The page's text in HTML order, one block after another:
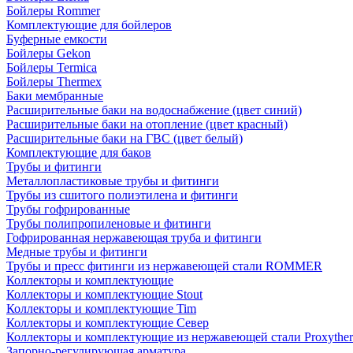
Бойлеры Rommer
Комплектующие для бойлеров
Буферные емкости
Бойлеры Gekon
Бойлеры Termica
Бойлеры Thermex
Баки мембранные
Расширительные баки на водоснабжение (цвет синий)
Расширительные баки на отопление (цвет красный)
Расширительные баки на ГВС (цвет белый)
Комплектующие для баков
Трубы и фитинги
Металлопластиковые трубы и фитинги
Трубы из сшитого полиэтилена и фитинги
Трубы гофрированные
Трубы полипропиленовые и фитинги
Гофрированная нержавеющая труба и фитинги
Медные трубы и фитинги
Трубы и пресс фитинги из нержавеющей стали ROMMER
Коллекторы и комплектующие
Коллекторы и комплектующие Stout
Коллекторы и комплектующие Tim
Коллекторы и комплектующие Север
Коллекторы и комплектующие из нержавеющей стали